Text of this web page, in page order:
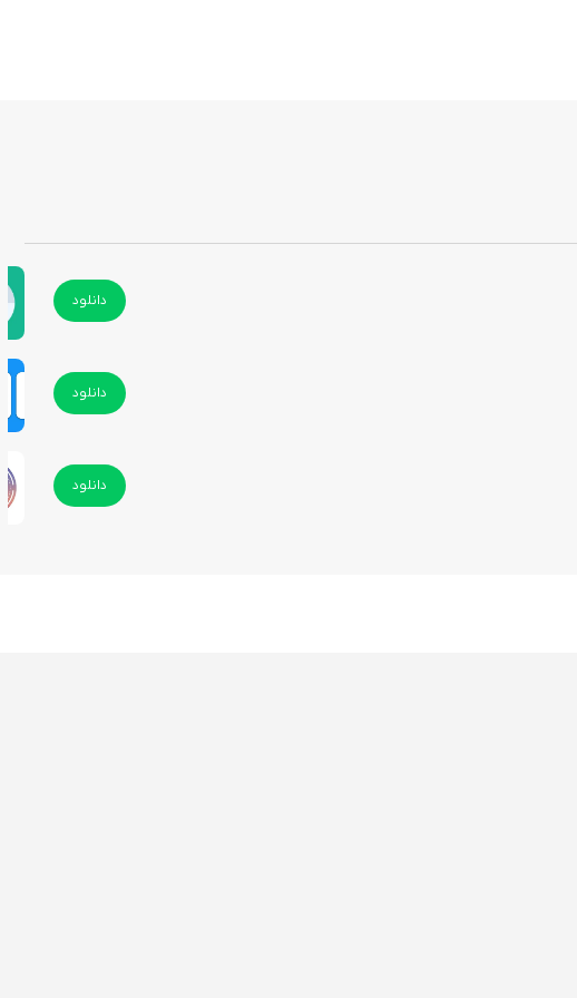
دانلود
دانلود
دانلود